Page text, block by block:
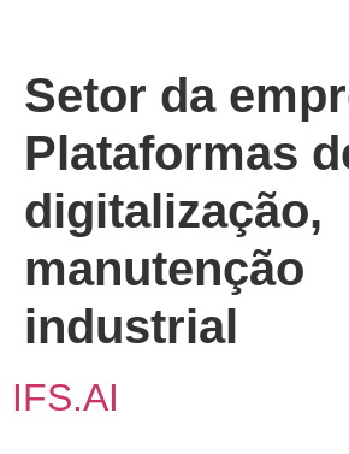
Setor da
Plataformas
digitalização,
manutenção
industrial
IFS.AI